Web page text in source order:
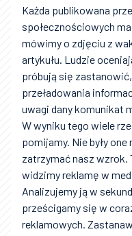
Każda publikowana
społecznościowych
mówimy o zdjęciu z
artykułu. Ludzie
próbują się
przeładowania
uwagi dany komunikat
W wyniku tego wiele
pomijamy. Nie były
zatrzymać nasz wzrok.
widzimy reklamę w
Analizujemy ją w
prześcigamy się w
reklamowych.